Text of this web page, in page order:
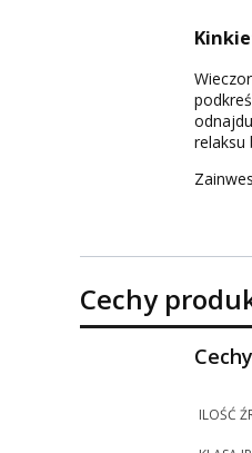
relaksu
Cechy
Cechy
ILOŚĆ